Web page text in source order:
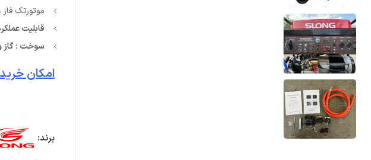
موتورتک فاز
قابلیت
سوخت : گاز
امکان
برند: